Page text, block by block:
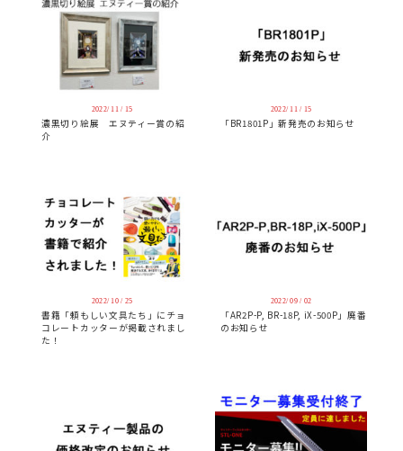
2022/ 11 / 15
濃黒切り絵展 エヌティー賞の紹
介
2022/ 11 / 15
「BR1801P」新発売のお知らせ
2022/ 10 / 25
書籍「頼もしい文具たち」にチョ
コレートカッターが掲載されまし
た！
2022/ 09 / 02
「AR2P-P, BR-18P, iX-500P」廃番
のお知らせ